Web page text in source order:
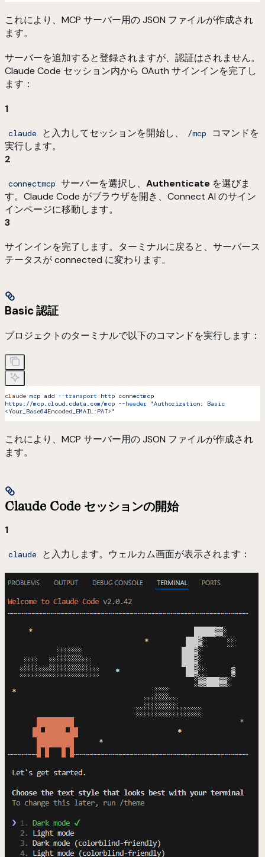
これにより、MCP サーバー用の JSON ファイルが作成され
ます。
サーバーを追加すると登録されますが、認証はされません。
Claude Code セッション内から OAuth サインインを完了し
ます：
1
claude と入力してセッションを開始し、 /mcp
コマンドを
実行します。
2
connectmcp サーバーを選択し、Authenticate を選びま
す。Claude Code がブラウザを開き、Connect AI のサイン
インページに移動します。
3
サインインを完了します。ターミナルに戻ると、サーバース
テータスが connected に変わります。
Basic 認証
プロジェクトのターミナルで以下のコマンドを実行します：
claude mcp add --transport http connectmcp
https://mcp.cloud.cdata.com/mcp --header "Authorization: Basic
<Your_Base64Encoded_EMAIL:PAT>"
これにより、MCP サーバー用の JSON ファイルが作成され
ます。
Claude Code セッションの開始
1
claude と入力します。ウェルカム画面が表示されます：